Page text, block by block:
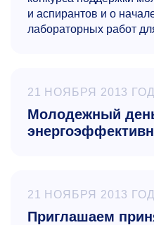
и аспирантов и о
лабораторных работ
21 НОЯБРЯ 2013
Молодежный
21 НОЯБРЯ 2013
Приглашаем